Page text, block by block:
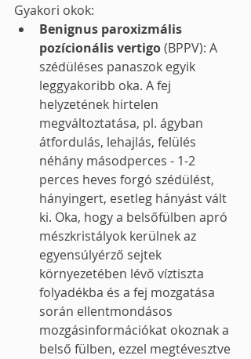
Gyakori okok:
Benignus paroxizmális
pozícionális vertigo (BPPV): A
szédüléses panaszok egyik
leggyakoribb oka. A fej
helyzetének hirtelen
megváltoztatása, pl. ágyban
átfordulás, lehajlás, felülés
néhány másodperces - 1-2
perces heves forgó szédülést,
hányingert, esetleg hányást vált
ki. Oka, hogy a belsőfülben apró
mészkristályok kerülnek az
egyensúlyérző sejtek
környezetében lévő víztiszta
folyadékba és a fej mozgatása
során ellentmondásos
mozgásinformációkat okoznak a
belső fülben, ezzel megtévesztve